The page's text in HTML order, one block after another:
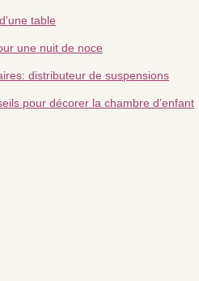
table
une nuit de noce
distributeur de suspensions
pour décorer la chambre d’enfant